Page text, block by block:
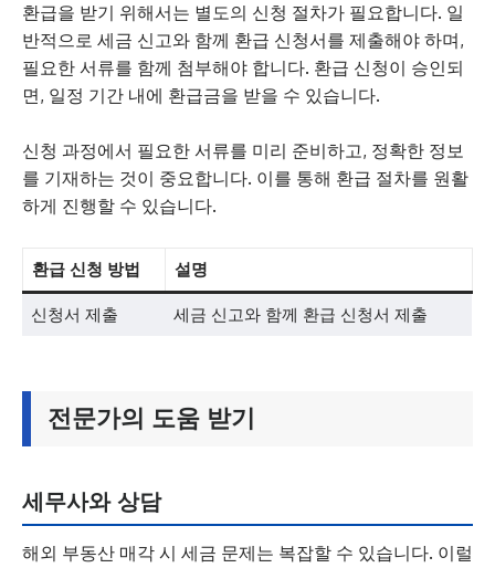
환급을 받기 위해서는 별도의 신청 절차가 필요합니다. 일
반적으로 세금 신고와 함께 환급 신청서를 제출해야 하며,
필요한 서류를 함께 첨부해야 합니다. 환급 신청이 승인되
면, 일정 기간 내에 환급금을 받을 수 있습니다.
신청 과정에서 필요한 서류를 미리 준비하고, 정확한 정보
를 기재하는 것이 중요합니다. 이를 통해 환급 절차를 원활
하게 진행할 수 있습니다.
환급 신청 방법 설명
신청서 제출 세금 신고와 함께 환급 신청서 제출
전문가의 도움 받기
세무사와 상담
해외 부동산 매각 시 세금 문제는 복잡할 수 있습니다. 이럴